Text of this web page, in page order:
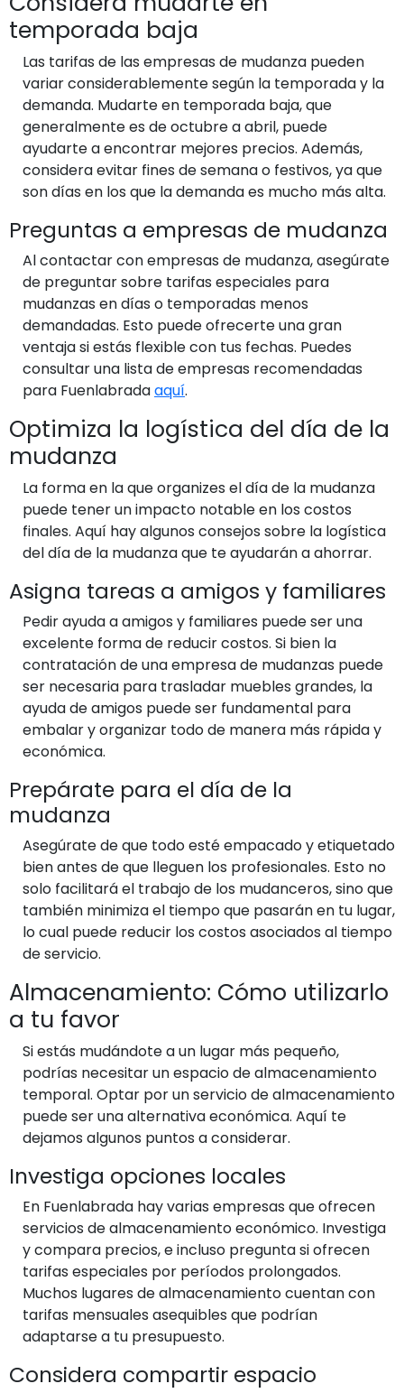
temporada baja
Las tarifas de las empresas de mudanza pueden
variar considerablemente según la temporada y la
demanda. Mudarte en temporada baja, que
generalmente es de octubre a abril, puede
ayudarte a encontrar mejores precios. Además,
considera evitar fines de semana o festivos, ya que
son días en los que la demanda es mucho más alta.
Preguntas a empresas de mudanza
Al contactar con empresas de mudanza, asegúrate
de preguntar sobre tarifas especiales para
mudanzas en días o temporadas menos
demandadas. Esto puede ofrecerte una gran
ventaja si estás flexible con tus fechas. Puedes
consultar una lista de empresas recomendadas
para Fuenlabradaaquí.
Optimiza la logística del día de la
mudanza
La forma en la que organizes el día de la mudanza
puede tener un impacto notable en los costos
finales. Aquí hay algunos consejos sobre la logística
del día de la mudanza que te ayudarán a ahorrar.
Asigna tareas a amigos y familiares
Pedir ayuda a amigos y familiares puede ser una
excelente forma de reducir costos. Si bien la
contratación de una empresa de mudanzas puede
ser necesaria para trasladar muebles grandes, la
ayuda de amigos puede ser fundamental para
embalar y organizar todo de manera más rápida y
económica.
Prepárate para el día de la
mudanza
Asegúrate de que todo esté empacado y etiquetado
bien antes de que lleguen los profesionales. Esto no
solo facilitará el trabajo de los mudanceros, sino que
también minimiza el tiempo que pasarán en tu lugar,
lo cual puede reducir los costos asociados al tiempo
de servicio.
Almacenamiento: Cómo utilizarlo
a tu favor
Si estás mudándote a un lugar más pequeño,
podrías necesitar un espacio de almacenamiento
temporal. Optar por un servicio de almacenamiento
puede ser una alternativa económica. Aquí te
dejamos algunos puntos a considerar.
Investiga opciones locales
En Fuenlabrada hay varias empresas que ofrecen
servicios de almacenamiento económico. Investiga
y compara precios, e incluso pregunta si ofrecen
tarifas especiales por períodos prolongados.
Muchos lugares de almacenamiento cuentan con
tarifas mensuales asequibles que podrían
adaptarse a tu presupuesto.
Considera compartir espacio